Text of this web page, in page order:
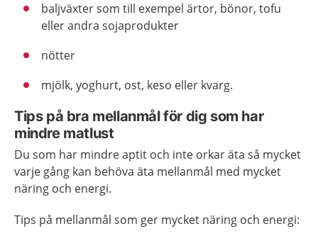
baljväxter som till exempel ärtor, bönor, tofu
eller andra sojaprodukter
nötter
mjölk, yoghurt, ost, keso eller kvarg.
Tips på bra mellanmål för dig som har
mindre matlust
Du som har mindre aptit och inte orkar äta så mycket
varje gång kan behöva äta mellanmål med mycket
näring och energi.
Tips på mellanmål som ger mycket näring och energi: